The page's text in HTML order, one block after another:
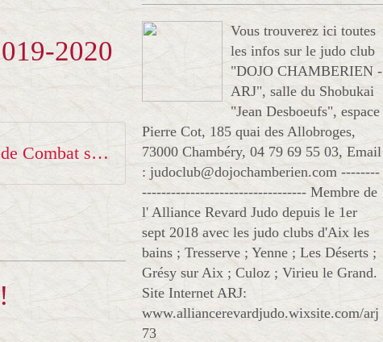
2020
Pièce jointe Age-Poids-Temps de Combat saison 2019
Vous trouverez ici toutes
les infos sur le judo club
"DOJO CHAMBERIEN -
ARJ", salle du Shobukai
"Jean Desboeufs", espace
Pierre Cot, 185 quai des Allobroges,
73000 Chambéry, 04 79 69 55 03, Email
: judoclub@dojochamberien.com --------
---------------------------------- Membre de
l' Alliance Revard Judo depuis le 1er
sept 2018 avec les judo clubs d'Aix les
bains ; Tresserve ; Yenne ; Les Déserts ;
Grésy sur Aix ; Culoz ; Virieu le Grand.
Site Internet ARJ:
www.alliancerevardjudo.wixsite.com/arj
73